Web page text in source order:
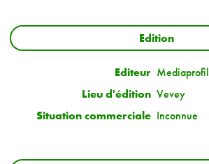
Edition
Editeur Mediaprofil
Lieu d'édition Vevey
Situation commerciale Inconnue